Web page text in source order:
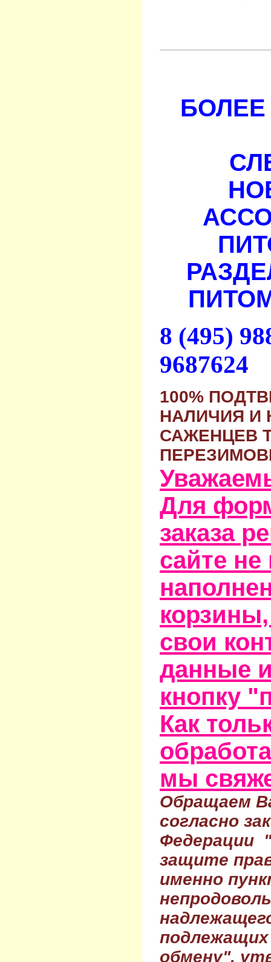
БОЛЕЕ
8 (495)
9687624
100%
НАЛИЧИЯ И
САЖЕНЦЕВ
Для
заказа
сайте
свои
данные
кнопку
Как
мы
Обращаем
согласно
Федерации
защите
именно
обмену",